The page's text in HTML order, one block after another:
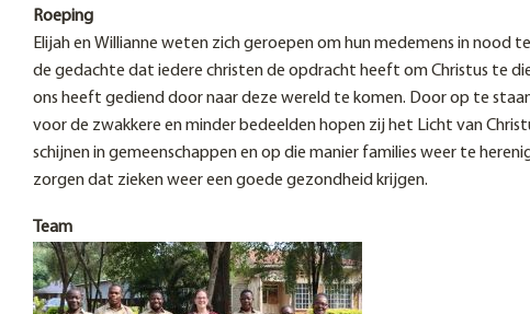
Roeping
Elijah en Willianne weten zich geroepen om hun medemens in nood
de gedachte dat iedere christen de opdracht heeft om Christus te
ons heeft gediend door naar deze wereld te komen. Door op te
voor de zwakkere en minder bedeelden hopen zij het Licht van
schijnen in gemeenschappen en op die manier families weer te
zorgen dat zieken weer een goede gezondheid krijgen.
Team